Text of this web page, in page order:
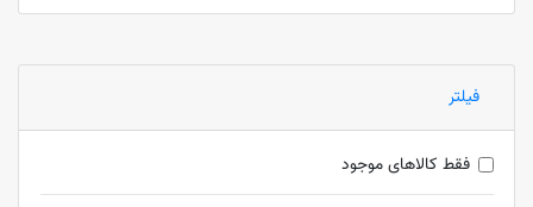
فیلتر
فقط کالاهای موجود